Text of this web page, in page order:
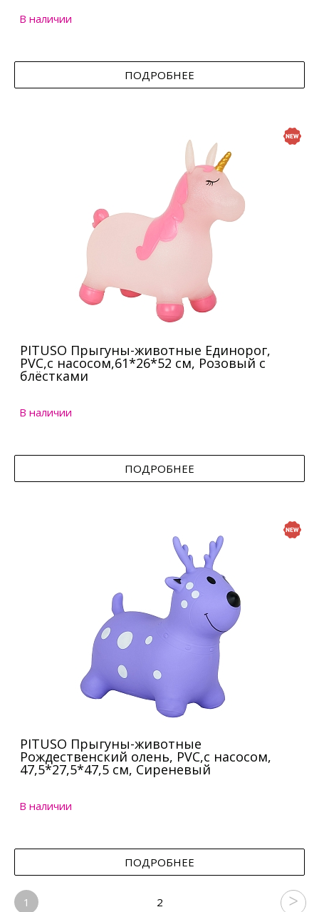
В наличии
ПОДРОБНЕЕ
PITUSO Прыгуны-животные Единорог,
PVC,с насосом,61*26*52 см, Розовый с
блёстками
В наличии
ПОДРОБНЕЕ
PITUSO Прыгуны-животные
Рождественский олень, PVC,с насосом,
47,5*27,5*47,5 см, Сиреневый
В наличии
ПОДРОБНЕЕ
1 2